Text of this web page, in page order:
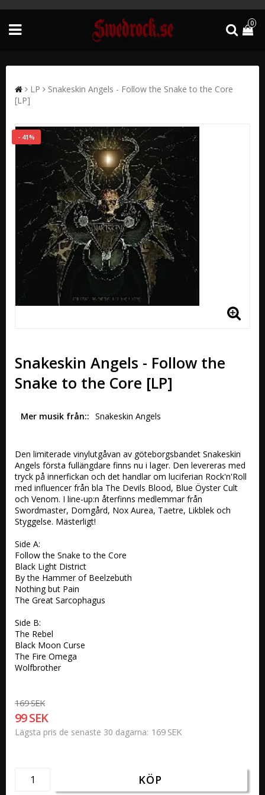
0
LP
Snakeskin Angels - Follow the Snake to the Core
[LP]
- 41%
Snakeskin Angels - Follow the
Snake to the Core [LP]
Mer musik från: Snakeskin Angels
Den limiterade vinylutgåvan av göteborgsbandet Snakeskin
Angels första fullängdare finns nu i lager. Den levereras med
tryck på innerfickan och det handlar om luciferian Rock'n'Roll
med influencer från bla The Devils Blood, Blue Öyster Cult
och Venom. I line-up:n återfinns medlemmar från
Swordmaster, Domgård, Nox Aurea, Taetre, Likblek och
Styggelse. Mästerligt!
Side A:
Follow the Snake to the Core
Black Light District
By the Hammer of Beelzebuth
Nothing but Pain
The Great Sarcophagus
Side B:
The Rebel
Black Moon Curse
The Fire Omega
Wolfbrother
169 SEK
99 SEK
Lägsta pris de senaste 30 dagarna 169 SEK
KÖP